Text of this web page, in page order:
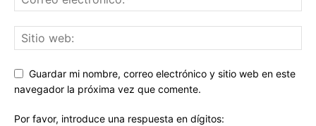
Guardar mi nombre, correo electrónico y sitio web en este
navegador la próxima vez que comente.
Por favor, introduce una respuesta en dígitos: